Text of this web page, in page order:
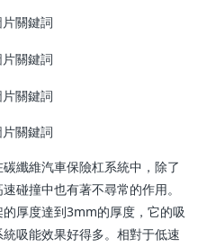
纖維汽車保險杠系統中，除了
碰撞中也有著不尋常的作用。
厚度達到3mm的厚度，它的吸
吸能效果好得多。相對于低速